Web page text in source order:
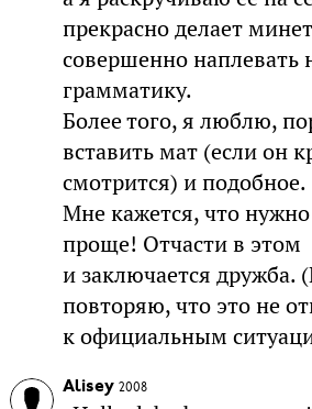
прекрасно делает
совершенно наплевать
грамматику.
Более того, я люблю,
вставить мат (если он
смотрится) и подобное.
Мне кажется, что
проще! Отчасти в этом
и заключается дружба.
повторяю, что это не
к официальным
Alisey 2008